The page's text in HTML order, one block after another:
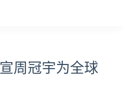
周冠宇为全球